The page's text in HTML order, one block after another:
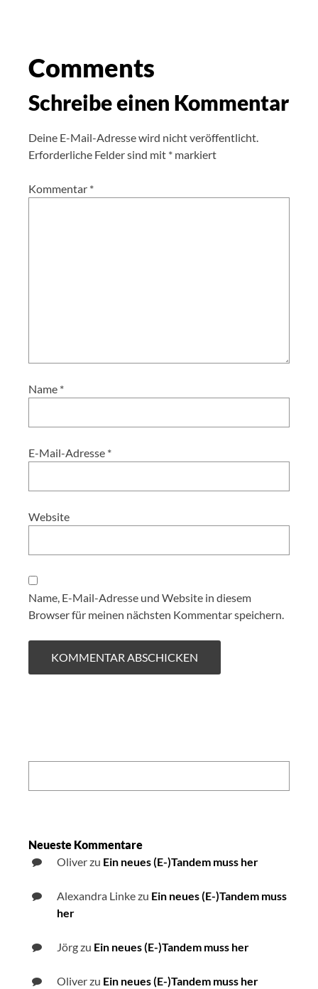
Comments
Schreibe einen Kommentar
Deine E-Mail-Adresse wird nicht veröffentlicht.
Erforderliche Felder sind mit * markiert
Kommentar *
Name *
E-Mail-Adresse *
Website
Name, E-Mail-Adresse und Website in diesem
Browser für meinen nächsten Kommentar speichern.
Neueste Kommentare
Oliverzu Ein neues (E-)Tandem muss her
Alexandra Linkezu Ein neues (E-)Tandem muss
her
Jörgzu Ein neues (E-)Tandem muss her
Oliverzu Ein neues (E-)Tandem muss her